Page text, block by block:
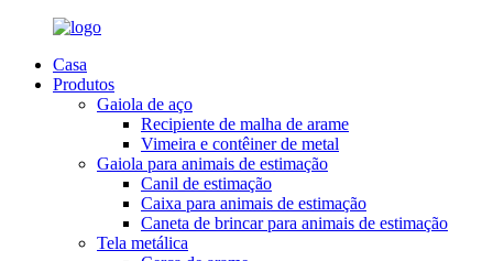
Casa
Produtos
Gaiola de aço
Recipiente de malha de arame
Vimeira e contêiner de metal
Gaiola para animais de estimação
Canil de estimação
Caixa para animais de estimação
Caneta de brincar para animais de estimação
Tela metálica